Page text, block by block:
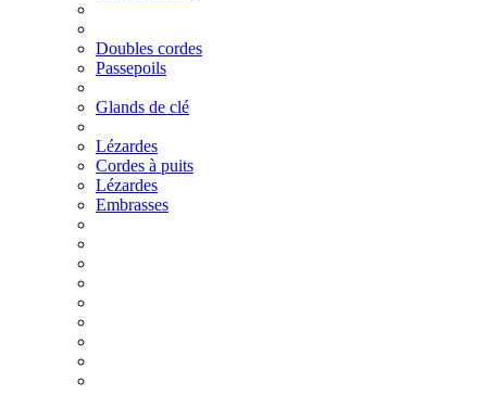
Doubles cordes
Passepoils
Glands de clé
Lézardes
Cordes à puits
Lézardes
Embrasses